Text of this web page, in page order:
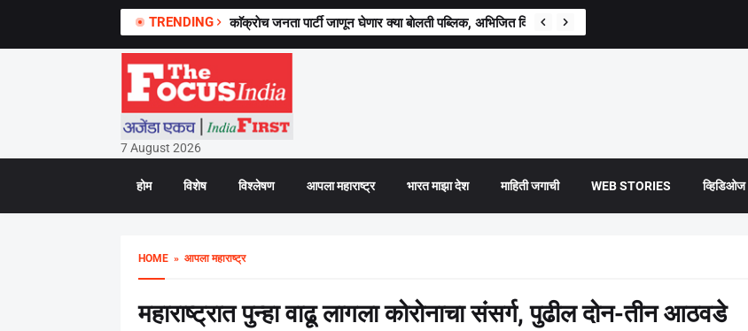
TRENDING काॅक्राेच जनता पार्टी जाणून घेणार क्या बाेलती पब्लिक, अभिजित दिपके यांची राष्ट्रव्यापी माेहीमेची घाेषणा
7 August 2026
होम विशेष विश्लेषण आपला महाराष्ट्र भारत माझा देश माहिती जगाची WEB STORIES व्हिडिओज
HOME» आपला महाराष्ट्र
महाराष्ट्रात पुन्हा वाढू लागला कोरोनाचा संसर्ग, पुढील दोन-तीन आठवडे